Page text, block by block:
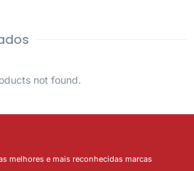
not found.
melhores e mais reconhecidas marcas